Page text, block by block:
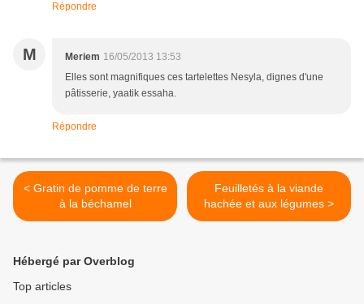
Répondre
M Meriem 16/05/2013 13:53
Elles sont magnifiques ces tartelettes Nesyla, dignes d'une
pâtisserie, yaatik essaha.
Répondre
< Gratin de pomme de terre
à la béchamel
Feuilletés à la viande
hachée et aux légumes >
Hébergé par Overblog
Top articles